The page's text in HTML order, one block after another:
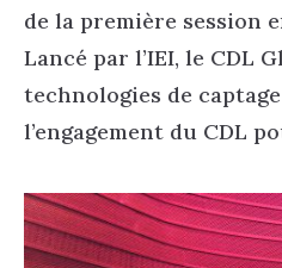
de la première session
Lancé par l’IEI, le CDL
technologies de
l’engagement du CDL